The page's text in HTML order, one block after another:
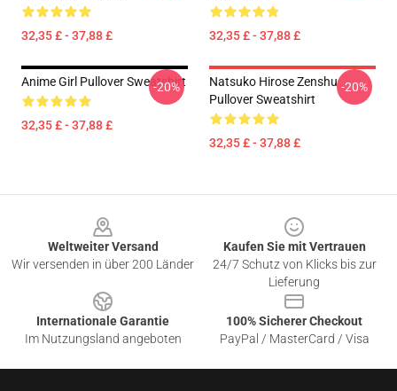
32,35 £ - 37,88 £ 32,35 £ - 37,88 £
Anime Girl Pullover Sweatshirt
32,35 £ - 37,88 £
-20%
Natsuko Hirose Zenshu
Pullover Sweatshirt
32,35 £ - 37,88 £
-20%
Weltweiter Versand
Wir versenden in über 200 Länder
Kaufen Sie mit Vertrauen
24/7 Schutz von Klicks bis zur
Lieferung
Internationale Garantie
Im Nutzungsland angeboten
100% Sicherer Checkout
PayPal / MasterCard / Visa